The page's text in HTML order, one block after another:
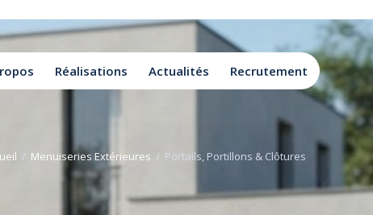
Réalisations Actualités Recrutement
/ Menuiseries Extérieures / Portails, Portillons & Clôtures